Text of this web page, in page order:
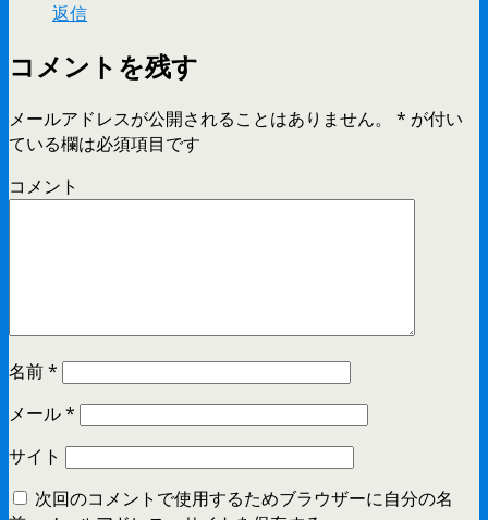
返信
コメントを残す
メールアドレスが公開されることはありません。 * が付い
ている欄は必須項目です
コメント
名前*
メール*
サイト
次回のコメントで使用するためブラウザーに自分の名